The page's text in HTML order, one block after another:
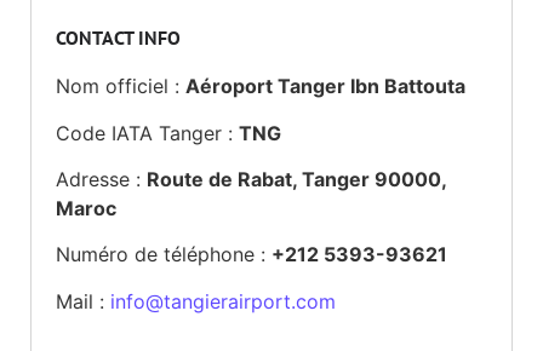
CONTACT INFO
Nom officiel : Aéroport Tanger Ibn Battouta
Code IATA Tanger : TNG
Adresse : Route de Rabat, Tanger 90000,
Maroc
Numéro de téléphone : +212 5393-93621
Mail : info@tangierairport.com